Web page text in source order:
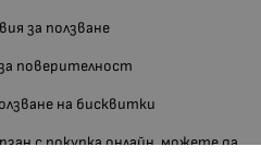
за ползване
поверителност
на бисквитки
с покупка онлайн, можете да